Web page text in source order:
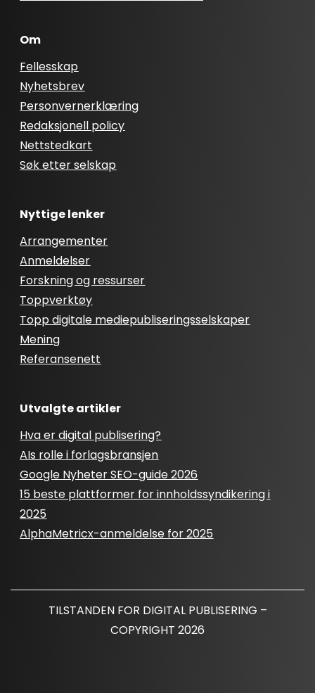
Om
Fellesskap
Nyhetsbrev
Personvernerklæring
Redaksjonell policy
Nettstedkart
Søk etter selskap
Nyttige lenker
Arrangementer
Anmeldelser
Forskning og ressurser
Toppverktøy
Topp digitale mediepubliseringsselskaper
Mening
Referansenett
Utvalgte artikler
Hva er digital publisering?
AIs rolle i forlagsbransjen
Google Nyheter SEO-guide 2026
15 beste plattformer for innholdssyndikering i
2025
AlphaMetricx-anmeldelse for 2025
TILSTANDEN FOR DIGITAL PUBLISERING –
COPYRIGHT 2026